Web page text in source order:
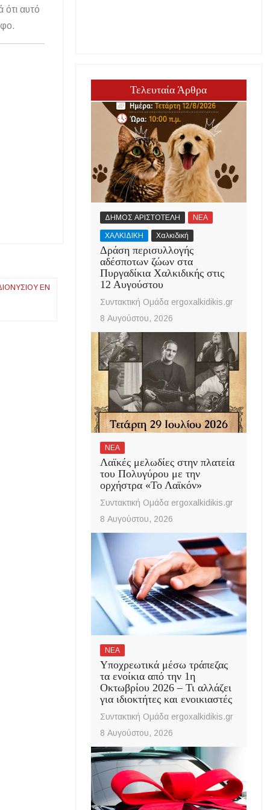
αυτό
ΕΝ
Τελευταία Άρθρα
ΔΗΜΟΣ ΑΡΙΣΤΟΤΕΛΗ ΝΕΑ
ΧΑΛΚΙΔΙΚΗ Χαλκιδική
Δράση περισυλλογής
αδέσποτων ζώων στα
Πυργαδίκια Χαλκιδικής στις
12 Αυγούστου
Συντακτική Ομάδα ergoxalkidikis.gr
8 Αυγούστου, 2026
ΝΕΑ
Λαϊκές μελωδίες στην πλατεία
του Πολυγύρου με την
ορχήστρα «Το Λαϊκόν»
Συντακτική Ομάδα ergoxalkidikis.gr
8 Αυγούστου, 2026
ΝΕΑ
Υποχρεωτικά μέσω τράπεζας
τα ενοίκια από την 1η
Οκτωβρίου 2026 – Τι αλλάζει
για ιδιοκτήτες και ενοικιαστές
Συντακτική Ομάδα ergoxalkidikis.gr
8 Αυγούστου, 2026